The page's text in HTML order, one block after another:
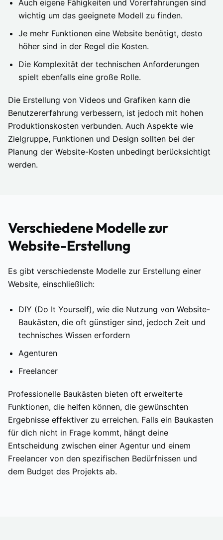
Auch eigene Fähigkeiten und Vorerfahrungen sind
wichtig um das geeignete Modell zu finden.
Je mehr Funktionen eine Website benötigt, desto
höher sind in der Regel die Kosten.
Die Komplexität der technischen Anforderungen
spielt ebenfalls eine große Rolle.
Die Erstellung von Videos und Grafiken kann die
Benutzererfahrung verbessern, ist jedoch mit hohen
Produktionskosten verbunden. Auch Aspekte wie
Zielgruppe, Funktionen und Design sollten bei der
Planung der Website-Kosten unbedingt berücksichtigt
werden.
Verschiedene Modelle zur
Website-Erstellung
Es gibt verschiedenste Modelle zur Erstellung einer
Website, einschließlich:
DIY (Do It Yourself), wie die Nutzung von Website-
Baukästen, die oft günstiger sind, jedoch Zeit und
technisches Wissen erfordern
Agenturen
Freelancer
Professionelle Baukästen bieten oft erweiterte
Funktionen, die helfen können, die gewünschten
Ergebnisse effektiver zu erreichen. Falls ein Baukasten
für dich nicht in Frage kommt, hängt deine
Entscheidung zwischen einer Agentur und einem
Freelancer von den spezifischen Bedürfnissen und
dem Budget des Projekts ab.